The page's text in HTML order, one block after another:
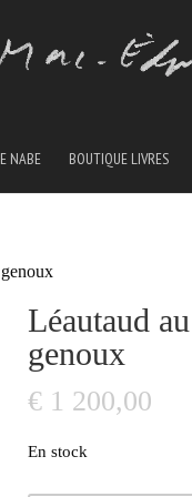
NABE BOUTIQUE LIVRES
Léautaud
genoux
€ 1 200,00
En stock